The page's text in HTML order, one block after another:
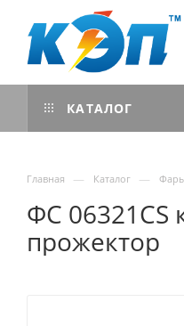
КАТАЛОГ
Главная — Каталог —
ФС 06321CS
прожектор